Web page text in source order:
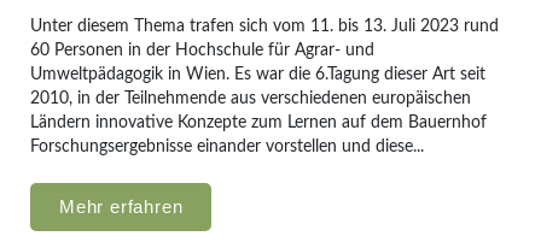
Unter diesem Thema trafen sich vom 11. bis 13. Juli 2023 rund
60 Personen in der Hochschule für Agrar- und
Umweltpädagogik in Wien. Es war die 6.Tagung dieser Art seit
2010, in der Teilnehmende aus verschiedenen europäischen
Ländern innovative Konzepte zum Lernen auf dem Bauernhof
Forschungsergebnisse einander vorstellen und diese...
Mehr erfahren